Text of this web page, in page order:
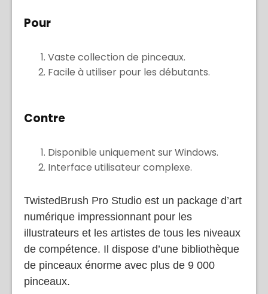
Vaste collection de pinceaux.
Disponible uniquement sur Windows.
TwistedBrush Pro Studio est un package d’art
numérique impressionnant pour les
illustrateurs et les artistes de tous les niveaux
de compétence. Il dispose d’une bibliothèque
de pinceaux énorme avec plus de 9 000